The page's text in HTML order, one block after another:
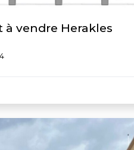
vendre Herakles
4